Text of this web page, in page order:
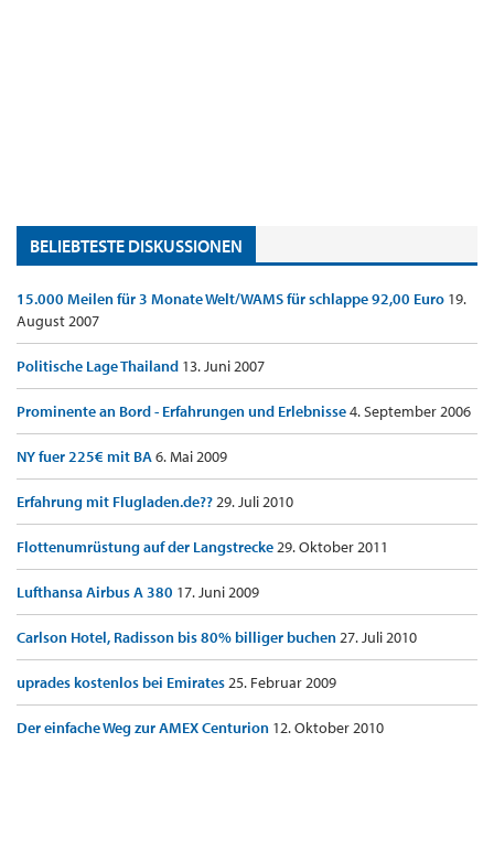
BELIEBTESTE DISKUSSIONEN
15.000 Meilen für 3 Monate Welt/WAMS für schlappe 92,00 Euro 19.
August 2007
Politische Lage Thailand 13. Juni 2007
Prominente an Bord - Erfahrungen und Erlebnisse4. September 2006
NY fuer 225€ mit BA6. Mai 2009
Erfahrung mit Flugladen.de??29. Juli 2010
Flottenumrüstung auf der Langstrecke29. Oktober 2011
Lufthansa Airbus A 380 17. Juni 2009
Carlson Hotel, Radisson bis 80% billiger buchen27. Juli 2010
uprades kostenlos bei Emirates25. Februar 2009
Der einfache Weg zur AMEX Centurion 12. Oktober 2010